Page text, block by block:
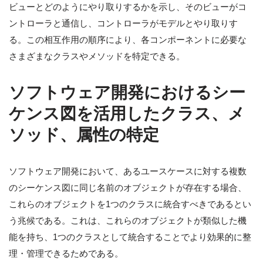
ビューとどのようにやり取りするかを示し、そのビューがコ
ントローラと通信し、コントローラがモデルとやり取りす
る。この相互作用の順序により、各コンポーネントに必要な
さまざまなクラスやメソッドを特定できる。
ソフトウェア開発におけるシー
ケンス図を活用したクラス、メ
ソッド、属性の特定
ソフトウェア開発において、あるユースケースに対する複数
のシーケンス図に同じ名前のオブジェクトが存在する場合、
これらのオブジェクトを1つのクラスに統合すべきであるとい
う兆候である。これは、これらのオブジェクトが類似した機
能を持ち、1つのクラスとして統合することでより効果的に整
理・管理できるためである。